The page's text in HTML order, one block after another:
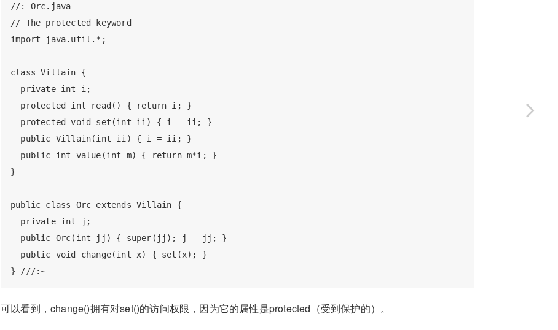
//: Orc.java
// The protected keyword
import java.util.*;
class Villain {
  private int i;
  protected int read() { return i; }
  protected void set(int ii) { i = ii; }
  public Villain(int ii) { i = ii; }
  public int value(int m) { return m*i; }
}
public class Orc extends Villain {
  private int j;
  public Orc(int jj) { super(jj); j = jj; }
  public void change(int x) { set(x); }
可以看到，change()拥有对set()的访问权限，因为它的属性是protected（受到保护的）。